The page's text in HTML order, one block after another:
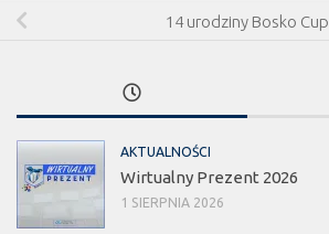
14 urodziny Bosko Cup
AKTUALNOŚCI
Wirtualny Prezent 2026
1 SIERPNIA 2026